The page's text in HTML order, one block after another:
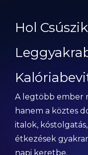
Hol
A legtöbb ember
hanem a köztes
italok,
étkezések
napi keretbe.